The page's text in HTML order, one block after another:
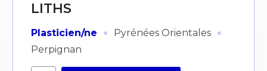
LITHS
Plasticien/ne · Pyrénées Orientales ·
Perpignan